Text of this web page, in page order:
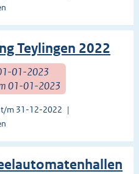
Teylingen 2022
01-2023
01-01-2023
m 31-12-2022